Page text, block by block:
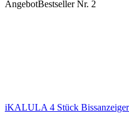
AngebotBestseller Nr. 2
iKALULA 4 Stück